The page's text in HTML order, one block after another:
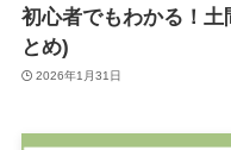
初心者でもわかる！土
とめ)
2026年1月31日